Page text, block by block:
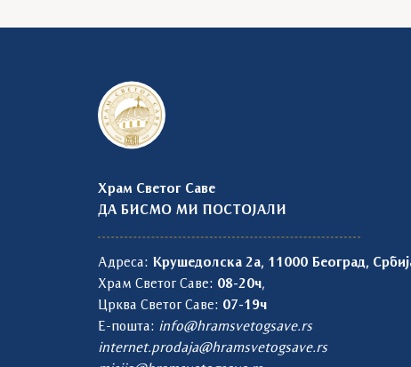
Храм Светог Саве
ДА БИСМО МИ ПОСТОЈАЛИ
Адреса: Крушедолска 2а, 11000 Београд,
Храм Светог Саве: 08-20ч,
Црква Светог Саве: 07-19ч
Е-пошта: info@hramsvetogsave.rs
internet.prodaja@hramsvetogsave.rs